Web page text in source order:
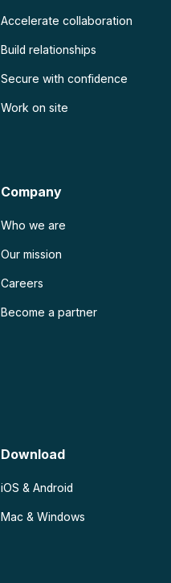
Accelerate collaboration
Build relationships
Secure with confidence
Work on site
Company
Who we are
Our mission
Careers
Become a partner
Download
iOS & Android
Mac & Windows